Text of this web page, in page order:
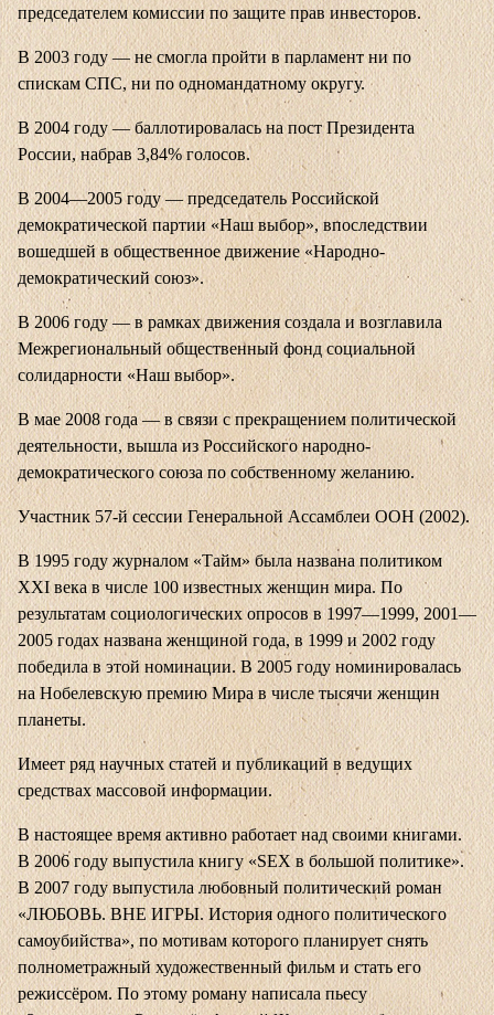
председателем комиссии по защите прав инвесторов.
В 2003 году — не смогла пройти в парламент ни по
спискам СПС, ни по одномандатному округу.
В 2004 году — баллотировалась на пост Президента
России, набрав 3,84% голосов.
В 2004—2005 году — председатель Российской
демократической партии «Наш выбор», впоследствии
вошедшей в общественное движение «Народно-
демократический союз».
В 2006 году — в рамках движения создала и возглавила
Межрегиональный общественный фонд социальной
солидарности «Наш выбор».
В мае 2008 года — в связи с прекращением политической
деятельности, вышла из Российского народно-
демократического союза по собственному желанию.
Участник 57-й сессии Генеральной Ассамблеи ООН (2002).
В 1995 году журналом «Тайм» была названа политиком
XXI века в числе 100 известных женщин мира. По
результатам социологических опросов в 1997—1999, 2001—
2005 годах названа женщиной года, в 1999 и 2002 году
победила в этой номинации. В 2005 году номинировалась
на Нобелевскую премию Мира в числе тысячи женщин
планеты.
Имеет ряд научных статей и публикаций в ведущих
средствах массовой информации.
В настоящее время активно работает над своими книгами.
В 2006 году выпустила книгу «SEX в большой политике».
В 2007 году выпустила любовный политический роман
«ЛЮБОВЬ. ВНЕ ИГРЫ. История одного политического
самоубийства», по мотивам которого планирует снять
полнометражный художественный фильм и стать его
режиссёром. По этому роману написала пьесу